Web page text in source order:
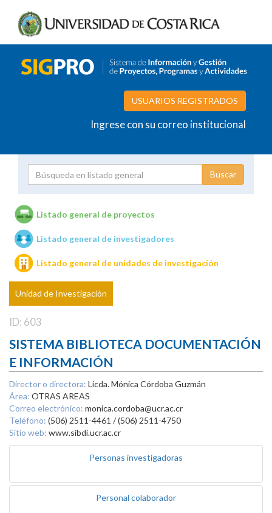
USUARIOS REGISTRADOS
Ingrese con su correo institucional
Unidades de investigación
Listado general de proyectos
Listado general de investigadores
Listado general de unidades de investigación
Unidad de Investigación
ID: 603
SISTEMA BIBLIOTECA DOCUMENTACIÓN
E INFORMACIÓN
Director o directora: Licda. Mónica Córdoba Guzmán
Área: OTRAS AREAS
Correo electrónico: monica.cordoba@ucr.ac.cr
Teléfono: (506) 2511-4461 / (506) 2511-4750
Sitio web: www.sibdi.ucr.ac.cr
Personas investigadoras
Personal colaborador